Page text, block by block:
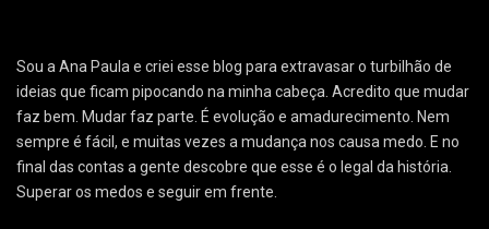
Sou a Ana Paula e criei esse blog para extravasar o turbilhão de
ideias que ficam pipocando na minha cabeça. Acredito que mudar
faz bem. Mudar faz parte. É evolução e amadurecimento. Nem
sempre é fácil, e muitas vezes a mudança nos causa medo. E no
final das contas a gente descobre que esse é o legal da história.
Superar os medos e seguir em frente.